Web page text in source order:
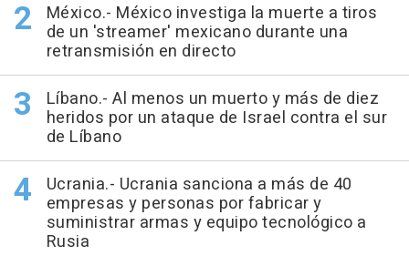
México.- México investiga la muerte a tiros
de un 'streamer' mexicano durante una
retransmisión en directo
Líbano.- Al menos un muerto y más de diez
heridos por un ataque de Israel contra el sur
de Líbano
Ucrania.- Ucrania sanciona a más de 40
empresas y personas por fabricar y
suministrar armas y equipo tecnológico a
Rusia